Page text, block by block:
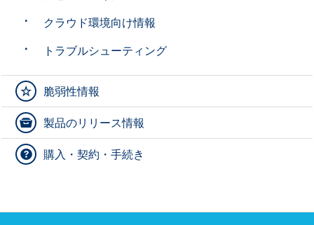
クラウド環境向け情報
トラブルシューティング
脆弱性情報
製品のリリース情報
購入・契約・手続き